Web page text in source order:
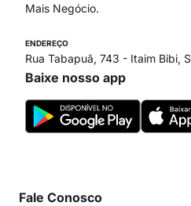
Mais Negócio.
ENDEREÇO
Rua Tabapuã, 743 - Itaim Bibi,
Baixe nosso app
Fale Conosco